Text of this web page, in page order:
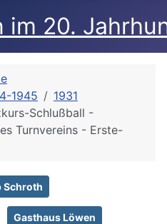
im 20.
1945
1931
Schlußball -
Turnvereins - Erste-
Schroth
Gasthaus Löwen